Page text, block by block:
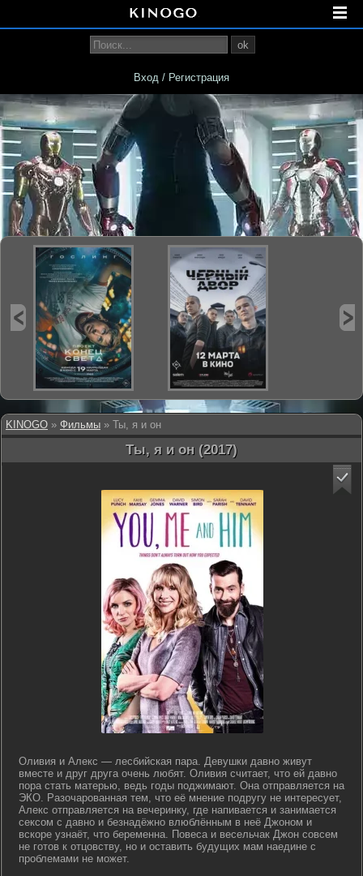
KINOGO » Фильмы » Ты, я и он
Ты, я и он (2017)
Оливия и Алекс — лесбийская пара. Девушки давно живут
вместе и друг друга очень любят. Оливия считает, что ей давно
пора стать матерью, ведь годы поджимают. Она отправляется на
ЭКО. Разочарованная тем, что её мнение подругу не интересует,
Алекс отправляется на вечеринку, где напивается и занимается
сексом с давно и безнадёжно влюблённым в неё Джоном и
вскоре узнаёт, что беременна. Повеса и весельчак Джон совсем
не готов к отцовству, но и оставить будущих мам наедине с
проблемами не может.
ok
Вход / Регистрация